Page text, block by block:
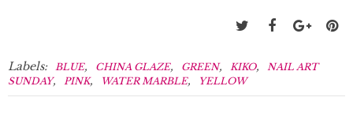
Labels: BLUE, CHINA GLAZE, GREEN, KIKO,
NAIL ART
SUNDAY, PINK, WATER MARBLE, YELLOW